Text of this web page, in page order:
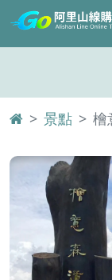
景點 檜